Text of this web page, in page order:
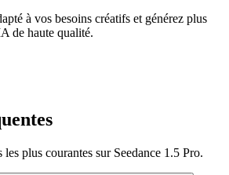
à vos besoins créatifs et générez plus
de haute qualité.
les plus courantes sur Seedance 1.5 Pro.